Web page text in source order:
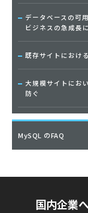
データベースの可
ビジネスの急成長
既存サイトにおけ
大規模サイトにお
防ぐ
MySQL のFAQ
国内企業